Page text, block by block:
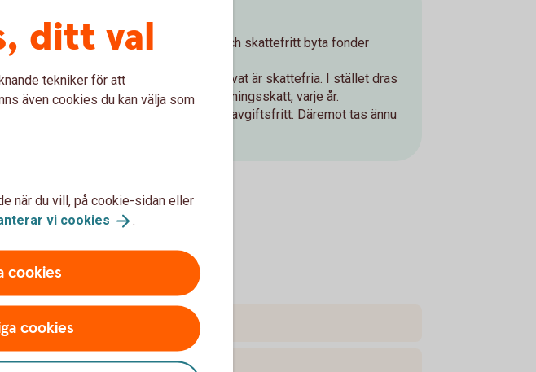
Du kan när som helst kostnads- och skattefritt byta fonder
Vinst och uttag i Pensionsspar Privat är skattefria. I stället dras
en schablonskatt, så kallad avkastningsskatt, varje år.
Förtida uttag (så kallat återköp) är avgiftsfritt. Däremot tas ännu
ditt val
tekniker för att
även cookies du kan välja som
när du vill, på cookie-sidan eller
vi cookies .
cookies
cookies